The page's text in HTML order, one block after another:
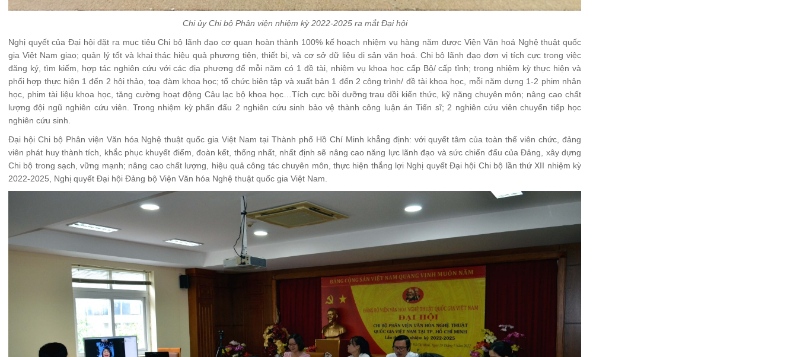
Chi ủy Chi bộ Phân viện nhiệm kỳ 2022-2025 ra mắt Đại hội
Nghị quyết của Đại hội đặt ra mục tiêu Chi bộ lãnh đạo cơ quan hoàn thành 100% kế hoạch nhiệm vụ hàng năm được Viện Văn hoá Nghệ thuật quốc
gia Việt Nam giao; quản lý tốt và khai thác hiệu quả phương tiện, thiết bị, và cơ sở dữ liệu di sản văn hoá. Chi bộ lãnh đạo đơn vị tích cực trong việc
đăng ký, tìm kiếm, hợp tác nghiên cứu với các địa phương để mỗi năm có 1 đề tài, nhiệm vụ khoa học cấp Bộ/ cấp tỉnh; trong nhiệm kỳ thực hiện và
phối hợp thực hiện 1 đến 2 hội thảo, toạ đàm khoa học; tổ chức biên tập và xuất bản 1 đến 2 công trình/ đề tài khoa học, mỗi năm dựng 1-2 phim nhân
học, phim tài liệu khoa học, tăng cường hoạt động Câu lạc bộ khoa học…Tích cực bồi dưỡng trau dồi kiến thức, kỹ năng chuyên môn; nâng cao chất
lượng đội ngũ nghiên cứu viên. Trong nhiệm kỳ phấn đấu 2 nghiên cứu sinh bảo vệ thành công luận án Tiến sĩ; 2 nghiên cứu viên chuyển tiếp học
nghiên cứu sinh.
Đại hội Chi bộ Phân viện Văn hóa Nghệ thuật quốc gia Việt Nam tại Thành phố Hồ Chí Minh khẳng định: với quyết tâm của toàn thể viên chức, đảng
viên phát huy thành tích, khắc phục khuyết điểm, đoàn kết, thống nhất, nhất định sẽ nâng cao năng lực lãnh đạo và sức chiến đấu của Đảng, xây dựng
Chi bộ trong sạch, vững mạnh; nâng cao chất lượng, hiệu quả công tác chuyên môn, thực hiện thắng lợi Nghị quyết Đại hội Chi bộ lần thứ XII nhiệm kỳ
2022-2025, Nghị quyết Đại hội Đảng bộ Viện Văn hóa Nghệ thuật quốc gia Việt Nam.